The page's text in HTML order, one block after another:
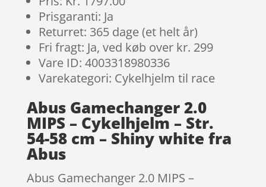
Prisgaranti: Ja
Returret: 365 dage (et helt år)
Fri fragt: Ja, ved køb over kr. 299
Vare ID: 4003318980336
Varekategori: Cykelhjelm til race
Abus Gamechanger 2.0
MIPS – Cykelhjelm – Str.
54-58 cm – Shiny white fra
Abus
Abus Gamechanger 2.0 MIPS –